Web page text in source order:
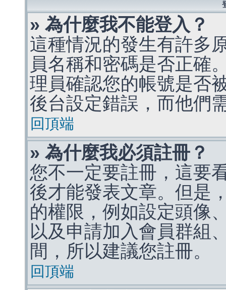
» 為什麼我不能登入？
這種情況的發生有許多
員名稱和密碼是否正確
理員確認您的帳號是否
後台設定錯誤，而他們
回頂端
» 為什麼我必須註冊？
您不一定要註冊，這要
後才能發表文章。但是
的權限，例如設定頭像
以及申請加入會員群組
間，所以建議您註冊。
回頂端